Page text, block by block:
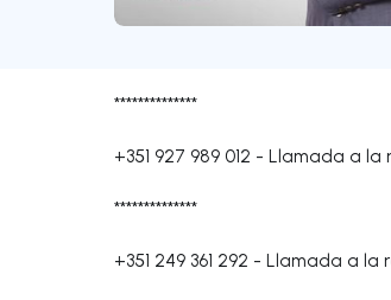
**************
+351 927 989 012 - Llamada a la
**************
+351 249 361 292 - Llamada a la